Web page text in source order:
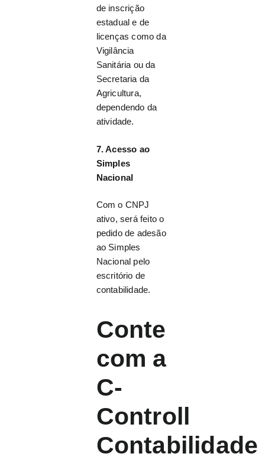
de inscrição
estadual e de
licenças como da
Vigilância
Sanitária ou da
Secretaria da
Agricultura,
dependendo da
atividade.
7. Acesso ao
Simples
Nacional
Com o CNPJ
ativo, será feito o
pedido de adesão
ao Simples
Nacional pelo
escritório de
contabilidade.
Conte
com a
C-
Controll
Contabilidade